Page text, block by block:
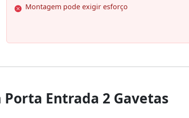
Montagem pode exigir esforço
Entrada 2 Gavetas